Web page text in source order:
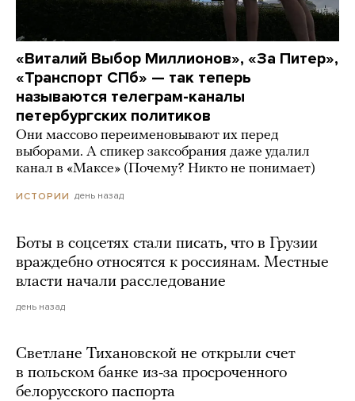
«Виталий Выбор Миллионов», «За Питер»,
«Транспорт СПб» — так теперь
называются телеграм-каналы
петербургских политиков
Они массово переименовывают их перед
выборами. А спикер заксобрания даже удалил
канал в «Максе» (Почему? Никто не понимает)
ИСТОРИИ день назад
Боты в соцсетях стали писать, что в Грузии
враждебно относятся к россиянам. Местные
власти начали расследование
день назад
Светлане Тихановской не открыли счет
в польском банке из-за просроченного
белорусского паспорта